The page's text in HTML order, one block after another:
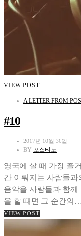
VIEW POST
A LETTER FROM
#10
2017년 10월 30일
BY 포스티노
영국에 살 때 가장 즐
간 이뤄지는 사람들
음악을 사람들과 함
을 할 때면 그 순간의…
VIEW POST